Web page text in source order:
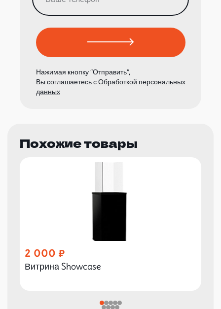
Нажимая кнопку “Отправить”,
Вы соглашаетесь сОбработкой персональных
данных
Похожие товары
2 000
Витрина Showcase